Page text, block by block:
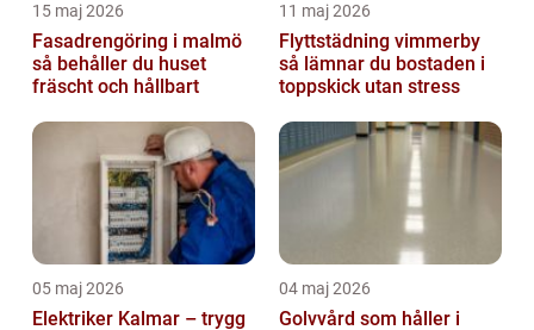
15 maj 2026
Fasadrengöring i malmö
så behåller du huset
fräscht och hållbart
11 maj 2026
Flyttstädning vimmerby
så lämnar du bostaden i
toppskick utan stress
05 maj 2026
Elektriker Kalmar – trygg
04 maj 2026
Golvvård som håller i